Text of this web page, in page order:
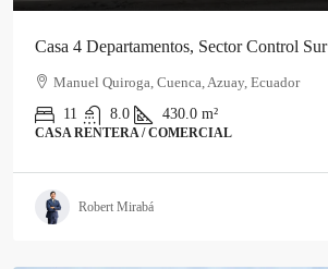
Casa 4 Departamentos, Sector Control Sur
Manuel Quiroga, Cuenca, Azuay, Ecuador
11
8.0 430.0 m²
CASA RENTERA / COMERCIAL
Robert Mirabá